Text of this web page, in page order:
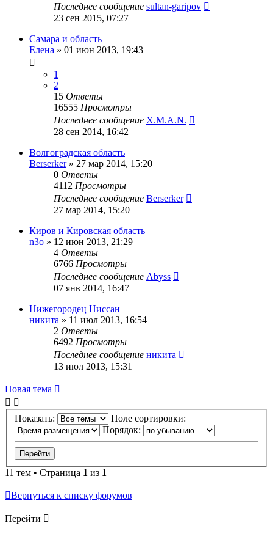
Последнее сообщение sultan-garipov
23 сен 2015, 07:27
Самара и область
Елена » 01 июн 2013, 19:43
1
2
15 Ответы
16555 Просмотры
Последнее сообщение X.M.A.N.
28 сен 2014, 16:42
Волгоградская область
Berserker» 27 мар 2014, 15:20
0 Ответы
4112 Просмотры
Последнее сообщение Berserker
27 мар 2014, 15:20
Киров и Кировская область
n3o » 12 июн 2013, 21:29
4 Ответы
6766 Просмотры
Последнее сообщение Abyss
07 янв 2014, 16:47
Нижегородец Ниссан
никита » 11 июл 2013, 16:54
2 Ответы
6492 Просмотры
Последнее сообщение никита
13 июл 2013, 15:31
Новая тема
Показать:
Поле сортировки:
Порядок:
11 тем • Страница 1 из 1
Вернуться к списку форумов
Перейти